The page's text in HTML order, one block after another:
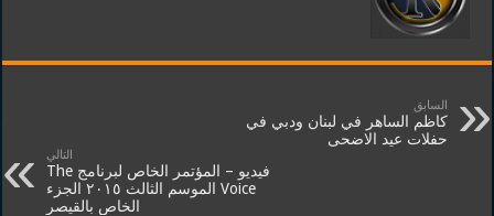
السابق
كاظم الساهر في لبنان ودبي في
حفلات عيد الاضحى
التالي
فيديو – المؤتمر الخاص لبرنامج The
Voice الموسم الثالث ٢٠١٥ الجزء
الخاص بالقيصر